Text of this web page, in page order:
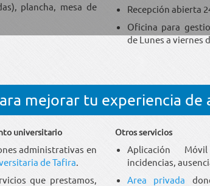
plancha, mesa de
Recepción abierta
Oficina para
de Lunes a viernes
mejorar tu experiencia de
universitario
administrativas en
de Tafira.
que prestamos,
Otros servicios
Aplicación
incidencias,
Area privada